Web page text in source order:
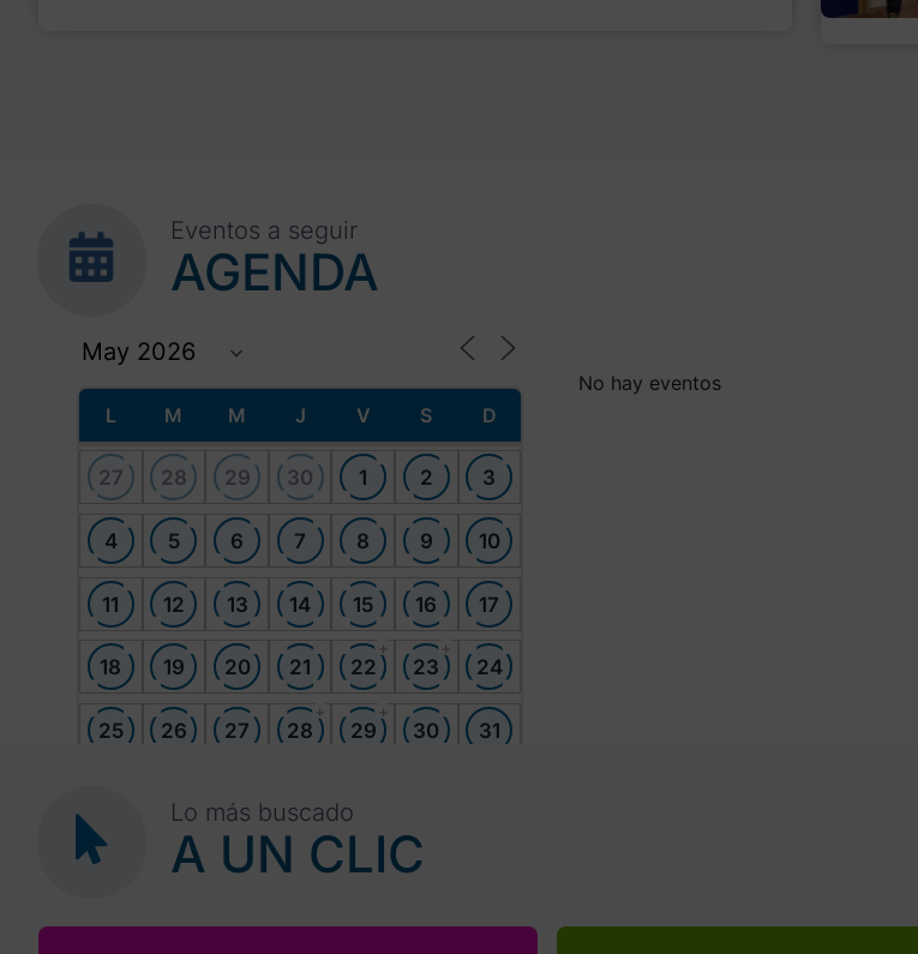
Eventos a seguir
AGENDA
L M M J V S D
27 28 29 30 1 2 3
4 5 6 7 8 9 10
11 12 13 14 15 16 17
18 19 20 21 22
+
23
+
24
25 26 27 28
+
29
+
30 31
No hay eventos
Lo más buscado
A UN CLIC